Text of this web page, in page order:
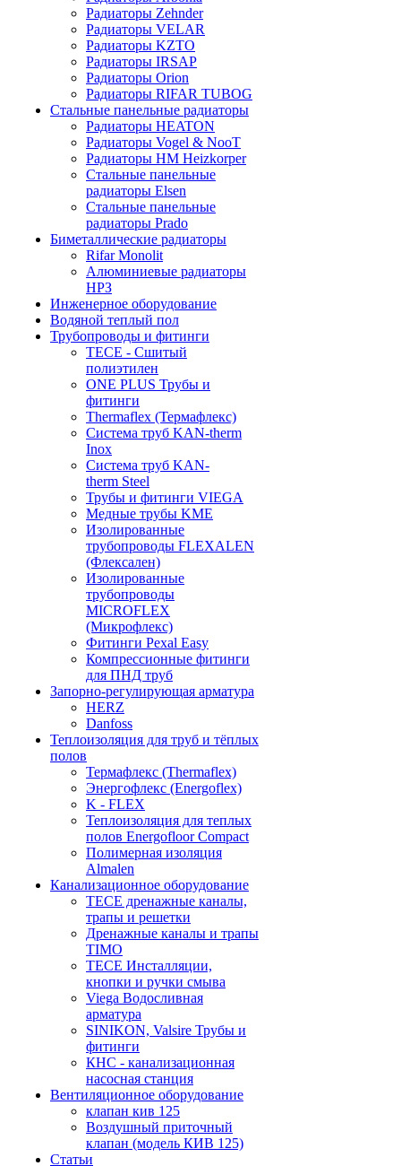
Радиаторы Zehnder
Радиаторы VELAR
Радиаторы KZTO
Радиаторы IRSAP
Радиаторы Orion
Радиаторы RIFAR TUBOG
Стальные панельные радиаторы
Радиаторы HEATON
Радиаторы Vogel & NooT
Радиаторы HM Heizkorper
Стальные панельные
радиаторы Elsen
Стальные панельные
радиаторы Prado
Биметаллические радиаторы
Rifar Monolit
Алюминиевые радиаторы
НРЗ
Инженерное оборудование
Водяной теплый пол
Трубопроводы и фитинги
ТЕСЕ - Сшитый
полиэтилен
ONE PLUS Трубы и
фитинги
Thermaflex (Термафлекс)
Система труб KAN-therm
Inox
Система труб KAN-
therm Steel
Трубы и фитинги VIEGA
Медные трубы KME
Изолированные
трубопроводы FLEXALEN
(Флексален)
Изолированные
трубопроводы
MICROFLEX
(Микрофлекс)
Фитинги Pexal Easy
Компрессионные фитинги
для ПНД труб
Запорно-регулирующая арматура
HERZ
Danfoss
Теплоизоляция для труб и тёплых
полов
Термафлекс (Thermaflex)
Энергофлекс (Energoflex)
K - FLEX
Теплоизоляция для теплых
полов Energofloor Compact
Полимерная изоляция
Almalen
Канализационное оборудование
TECE дренажные каналы,
трапы и решетки
Дренажные каналы и трапы
TIMO
TECE Инсталляции,
кнопки и ручки смыва
Viega Водосливная
арматура
SINIKON, Valsire Трубы и
фитинги
КНС - канализационная
насосная станция
Вентиляционное оборудование
клапан кив 125
Воздушный приточный
клапан (модель КИВ 125)
Статьи